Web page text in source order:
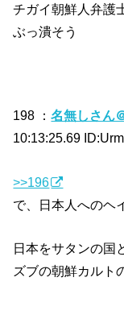
チガイ朝鮮人弁護
ぶっ潰そう
198 ：名無しさん
10:13:25.69
>>196
で、日本人へのヘ
日本をサタンの国
ズブの朝鮮カルト